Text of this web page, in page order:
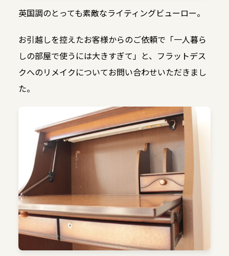
英国調のとっても素敵なライティングビューロー。
お引越しを控えたお客様からのご依頼で「一人暮ら
しの部屋で使うには大きすぎて」と、フラットデス
クへのリメイクについてお問い合わせいただきまし
た。